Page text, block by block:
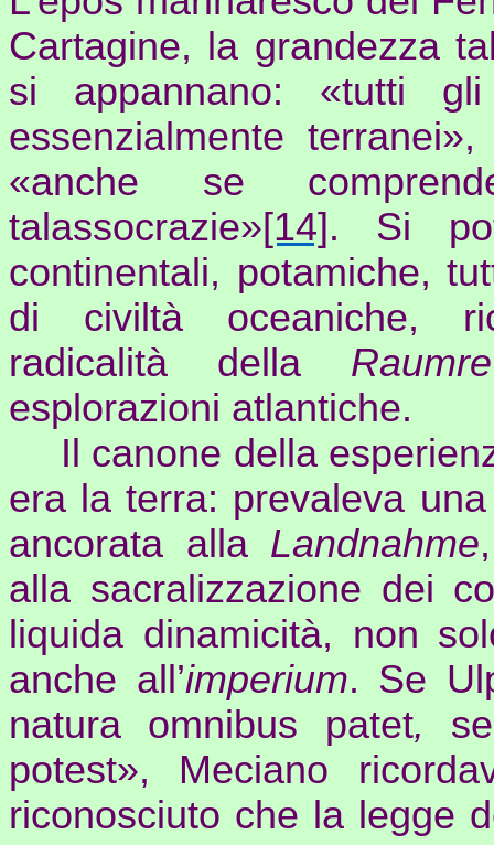
Cartagine, la grandezza
si appannano: «tutti
essenzialmente
«anche se
talassocrazie»[14] . Si
continentali, potamiche,
di civiltà oceaniche,
radicalità della
esplorazioni atlantiche.
Il canone della
era la terra: prevaleva
ancorata alla Landnahme
alla sacralizzazione dei
liquida dinamicità, non
anche all’imperium. Se
natura omnibus patet,
potest», Meciano
riconosciuto che la legge